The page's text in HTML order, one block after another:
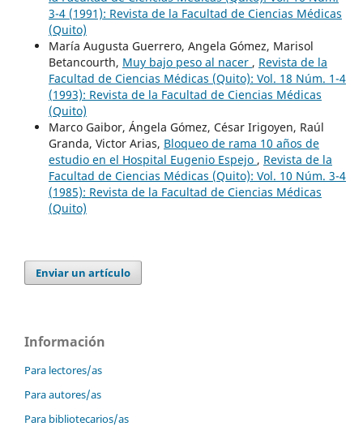
3-4 (1991): Revista de la Facultad de Ciencias Médicas
(Quito)
María Augusta Guerrero, Angela Gómez, Marisol
Betancourth, Muy bajo peso al nacer , Revista de la
Facultad de Ciencias Médicas (Quito): Vol. 18 Núm. 1-4
(1993): Revista de la Facultad de Ciencias Médicas
(Quito)
Marco Gaibor, Ángela Gómez, César Irigoyen, Raúl
Granda, Victor Arias, Bloqueo de rama 10 años de
estudio en el Hospital Eugenio Espejo , Revista de la
Facultad de Ciencias Médicas (Quito): Vol. 10 Núm. 3-4
(1985): Revista de la Facultad de Ciencias Médicas
(Quito)
Enviar un artículo
Información
Para lectores/as
Para autores/as
Para bibliotecarios/as